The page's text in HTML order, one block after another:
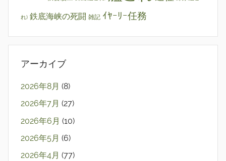
れ) 鉄底海峡の死闘 雑記 ｲﾔｰﾘｰ任務
アーカイブ
2026年8月 (8)
2026年7月 (27)
2026年6月 (10)
2026年5月 (6)
2026年4月 (77)